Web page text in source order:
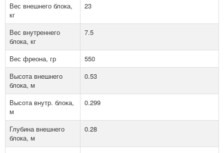
Вес внешнего блока,
кг
23
Вес внутреннего
блока, кг
7.5
Вес фреона, гр
550
Высота внешнего
блока, м
0.53
Высота внутр. блока,
м
0.299
Глубина внешнего
блока, м
0.28